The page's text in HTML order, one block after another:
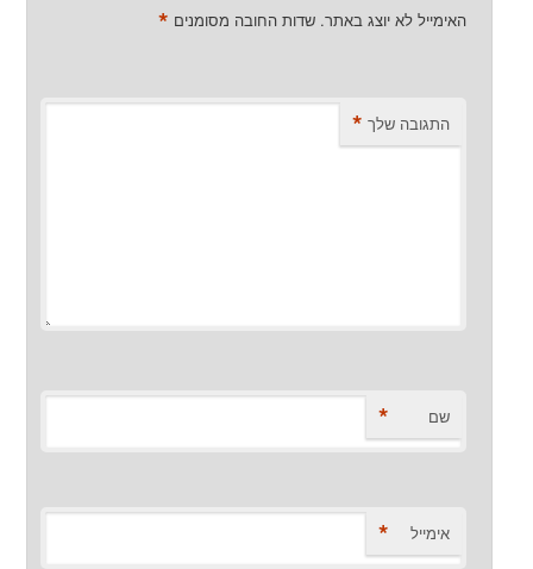
האימייל לא יוצג באתר. שדות החובה מסומנים *
התגובה שלך *
שם *
אימייל *